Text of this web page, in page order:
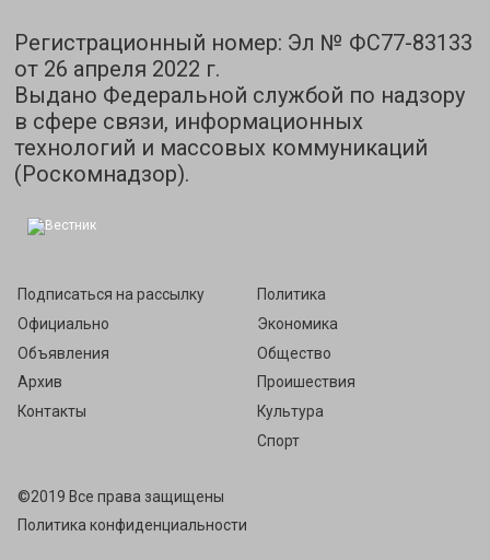
Регистрационный номер: Эл № ФС77-83133
от 26 апреля 2022 г.
Выдано Федеральной службой по надзору
в сфере связи, информационных
технологий и массовых коммуникаций
(Роскомнадзор).
Подписаться на рассылку
Официально
Объявления
Архив
Контакты
Политика
Экономика
Общество
Проишествия
Культура
Спорт
©2019 Все права защищены
Политика конфиденциальности